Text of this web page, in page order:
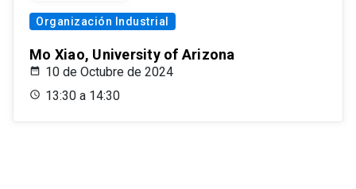
Organización Industrial
Mo Xiao, University of Arizona
10 de Octubre de 2024
13:30 a 14:30